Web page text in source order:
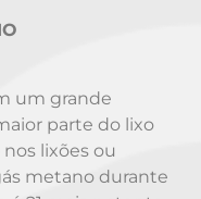
um grande
parte do lixo
lixões ou
metano durante